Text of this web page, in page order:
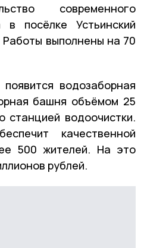
современного
в посёлке Устьинский
выполнены на 70
водозаборная
башня объёмом 25
станцией водоочистки.
качественной
500 жителей. На это
рублей.